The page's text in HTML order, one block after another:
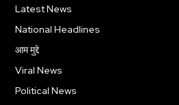
Latest News
National Headlines
आम मुद्दे
Viral News
Political News